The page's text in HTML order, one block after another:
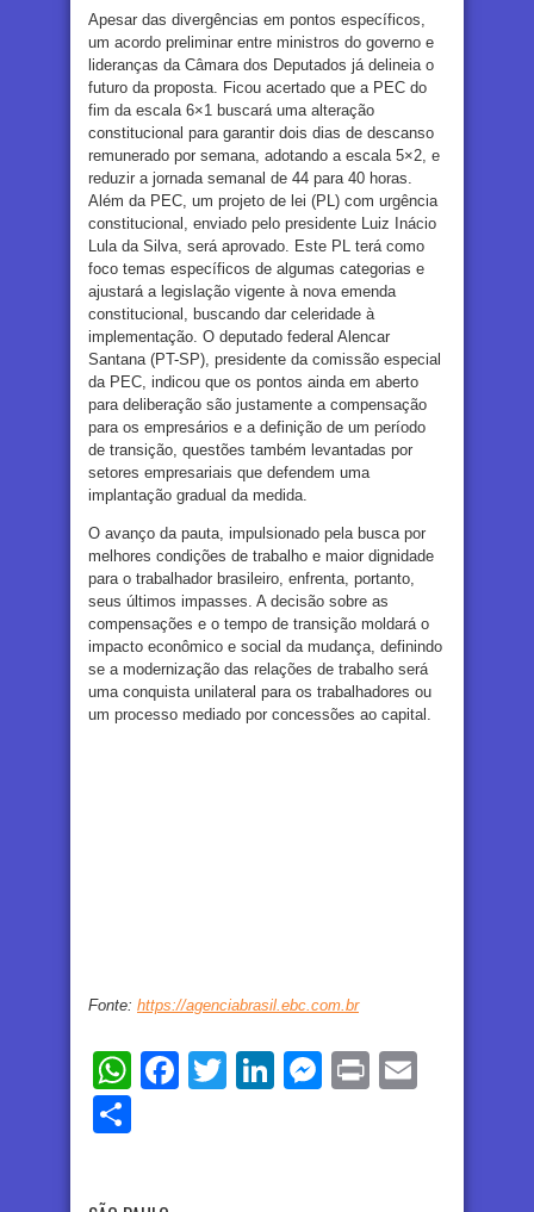
Apesar das divergências em pontos específicos,
um acordo preliminar entre ministros do governo e
lideranças da Câmara dos Deputados já delineia o
futuro da proposta. Ficou acertado que a PEC do
fim da escala 6×1 buscará uma alteração
constitucional para garantir dois dias de descanso
remunerado por semana, adotando a escala 5×2, e
reduzir a jornada semanal de 44 para 40 horas.
Além da PEC, um projeto de lei (PL) com urgência
constitucional, enviado pelo presidente Luiz Inácio
Lula da Silva, será aprovado. Este PL terá como
foco temas específicos de algumas categorias e
ajustará a legislação vigente à nova emenda
constitucional, buscando dar celeridade à
implementação. O deputado federal Alencar
Santana (PT-SP), presidente da comissão especial
da PEC, indicou que os pontos ainda em aberto
para deliberação são justamente a compensação
para os empresários e a definição de um período
de transição, questões também levantadas por
setores empresariais que defendem uma
implantação gradual da medida.
O avanço da pauta, impulsionado pela busca por
melhores condições de trabalho e maior dignidade
para o trabalhador brasileiro, enfrenta, portanto,
seus últimos impasses. A decisão sobre as
compensações e o tempo de transição moldará o
impacto econômico e social da mudança, definindo
se a modernização das relações de trabalho será
uma conquista unilateral para os trabalhadores ou
um processo mediado por concessões ao capital.
Fonte: https://agenciabrasil.ebc.com.br
WhatsApp
Facebook
TwitterLinkedIn
Messenger
Print